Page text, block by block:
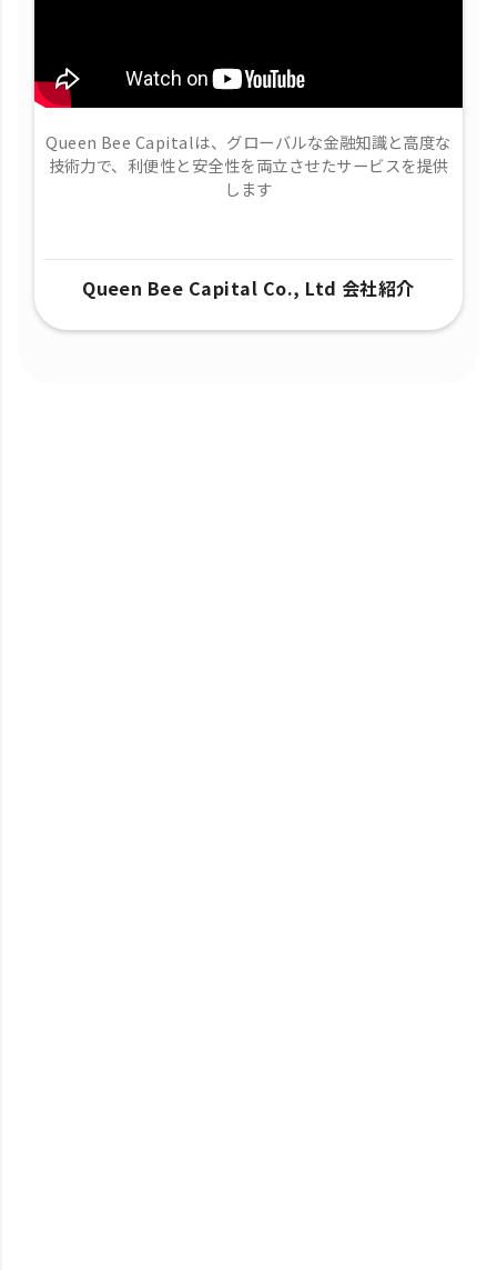
Queen Bee Capitalは、グローバルな金融知識と高度な
技術力で、​利便性と安全性を両立させたサービスを提供
します
Queen Bee Capital Co., Ltd 会社紹介